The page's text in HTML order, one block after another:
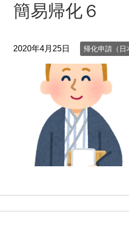
簡易帰化６
2020年4月25日 帰化申請（日